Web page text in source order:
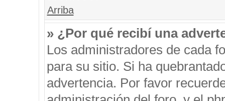
Arriba
» ¿Por qué recibí una
Los administradores de cada
para su sitio. Si ha
advertencia. Por favor